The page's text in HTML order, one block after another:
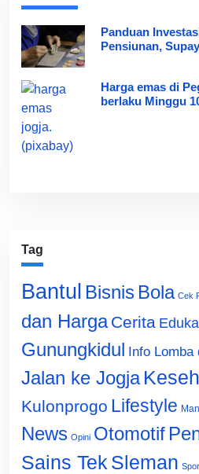
Panduan
Pensiunan,
Harga emas di
berlaku Minggu
Tag
Bantul Bisnis Bola Cek
dan Harga Cerita
Gunungkidul Info Lomba
Jalan ke Jogja
Kulonprogo Lifestyle
News Opini Otomotif
Sains Tek Sleman